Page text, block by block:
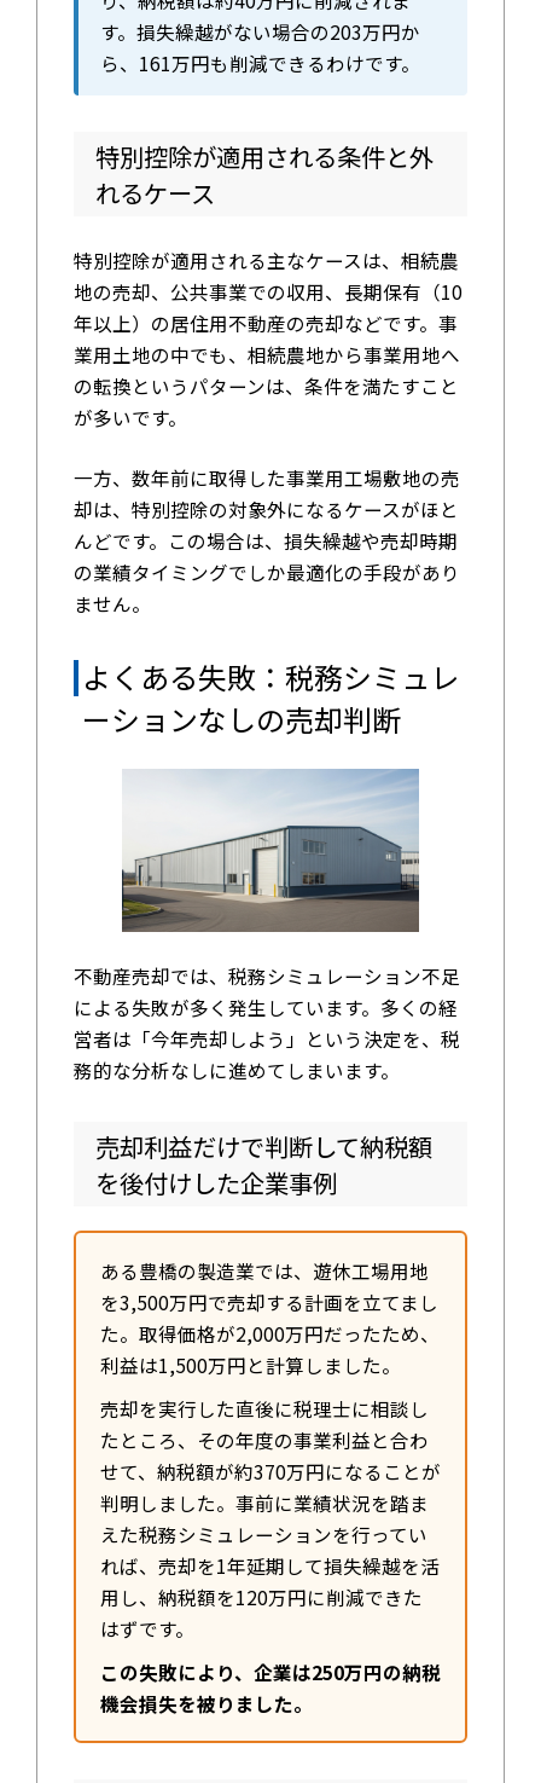
す。損失繰越がない場合の203万円か
ら、161万円も削減できるわけです。
特別控除が適用される条件と外
れるケース
特別控除が適用される主なケースは、相続農
地の売却、公共事業での収用、長期保有（10
年以上）の居住用不動産の売却などです。事
業用土地の中でも、相続農地から事業用地へ
の転換というパターンは、条件を満たすこと
が多いです。
一方、数年前に取得した事業用工場敷地の売
却は、特別控除の対象外になるケースがほと
んどです。この場合は、損失繰越や売却時期
の業績タイミングでしか最適化の手段があり
ません。
よくある失敗：税務シミュレ
ーションなしの売却判断
不動産売却では、税務シミュレーション不足
による失敗が多く発生しています。多くの経
営者は「今年売却しよう」という決定を、税
務的な分析なしに進めてしまいます。
売却利益だけで判断して納税額
を後付けした企業事例
ある豊橋の製造業では、遊休工場用地
を3,500万円で売却する計画を立てまし
た。取得価格が2,000万円だったため、
利益は1,500万円と計算しました。
売却を実行した直後に税理士に相談し
たところ、その年度の事業利益と合わ
せて、納税額が約370万円になることが
判明しました。事前に業績状況を踏ま
えた税務シミュレーションを行ってい
れば、売却を1年延期して損失繰越を活
用し、納税額を120万円に削減できた
はずです。
この失敗により、企業は250万円の納税
機会損失を被りました。